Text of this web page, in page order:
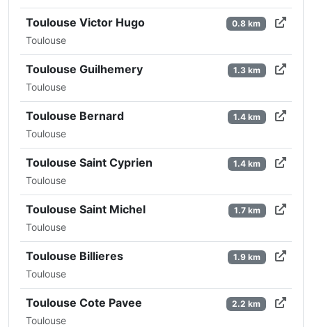
Toulouse Victor Hugo
Toulouse
0.8 km
Toulouse Guilhemery
Toulouse
1.3 km
Toulouse Bernard
Toulouse
1.4 km
Toulouse Saint Cyprien
Toulouse
1.4 km
Toulouse Saint Michel
Toulouse
1.7 km
Toulouse Billieres
Toulouse
1.9 km
Toulouse Cote Pavee
Toulouse
2.2 km